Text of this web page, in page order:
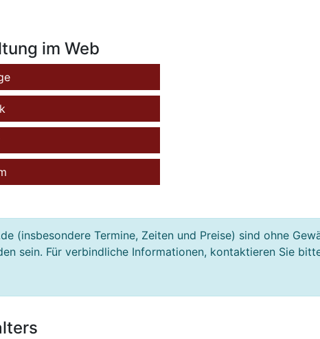
im Web
(insbesondere Termine, Zeiten und Preise) sind ohne
sein. Für verbindliche Informationen, kontaktieren Sie